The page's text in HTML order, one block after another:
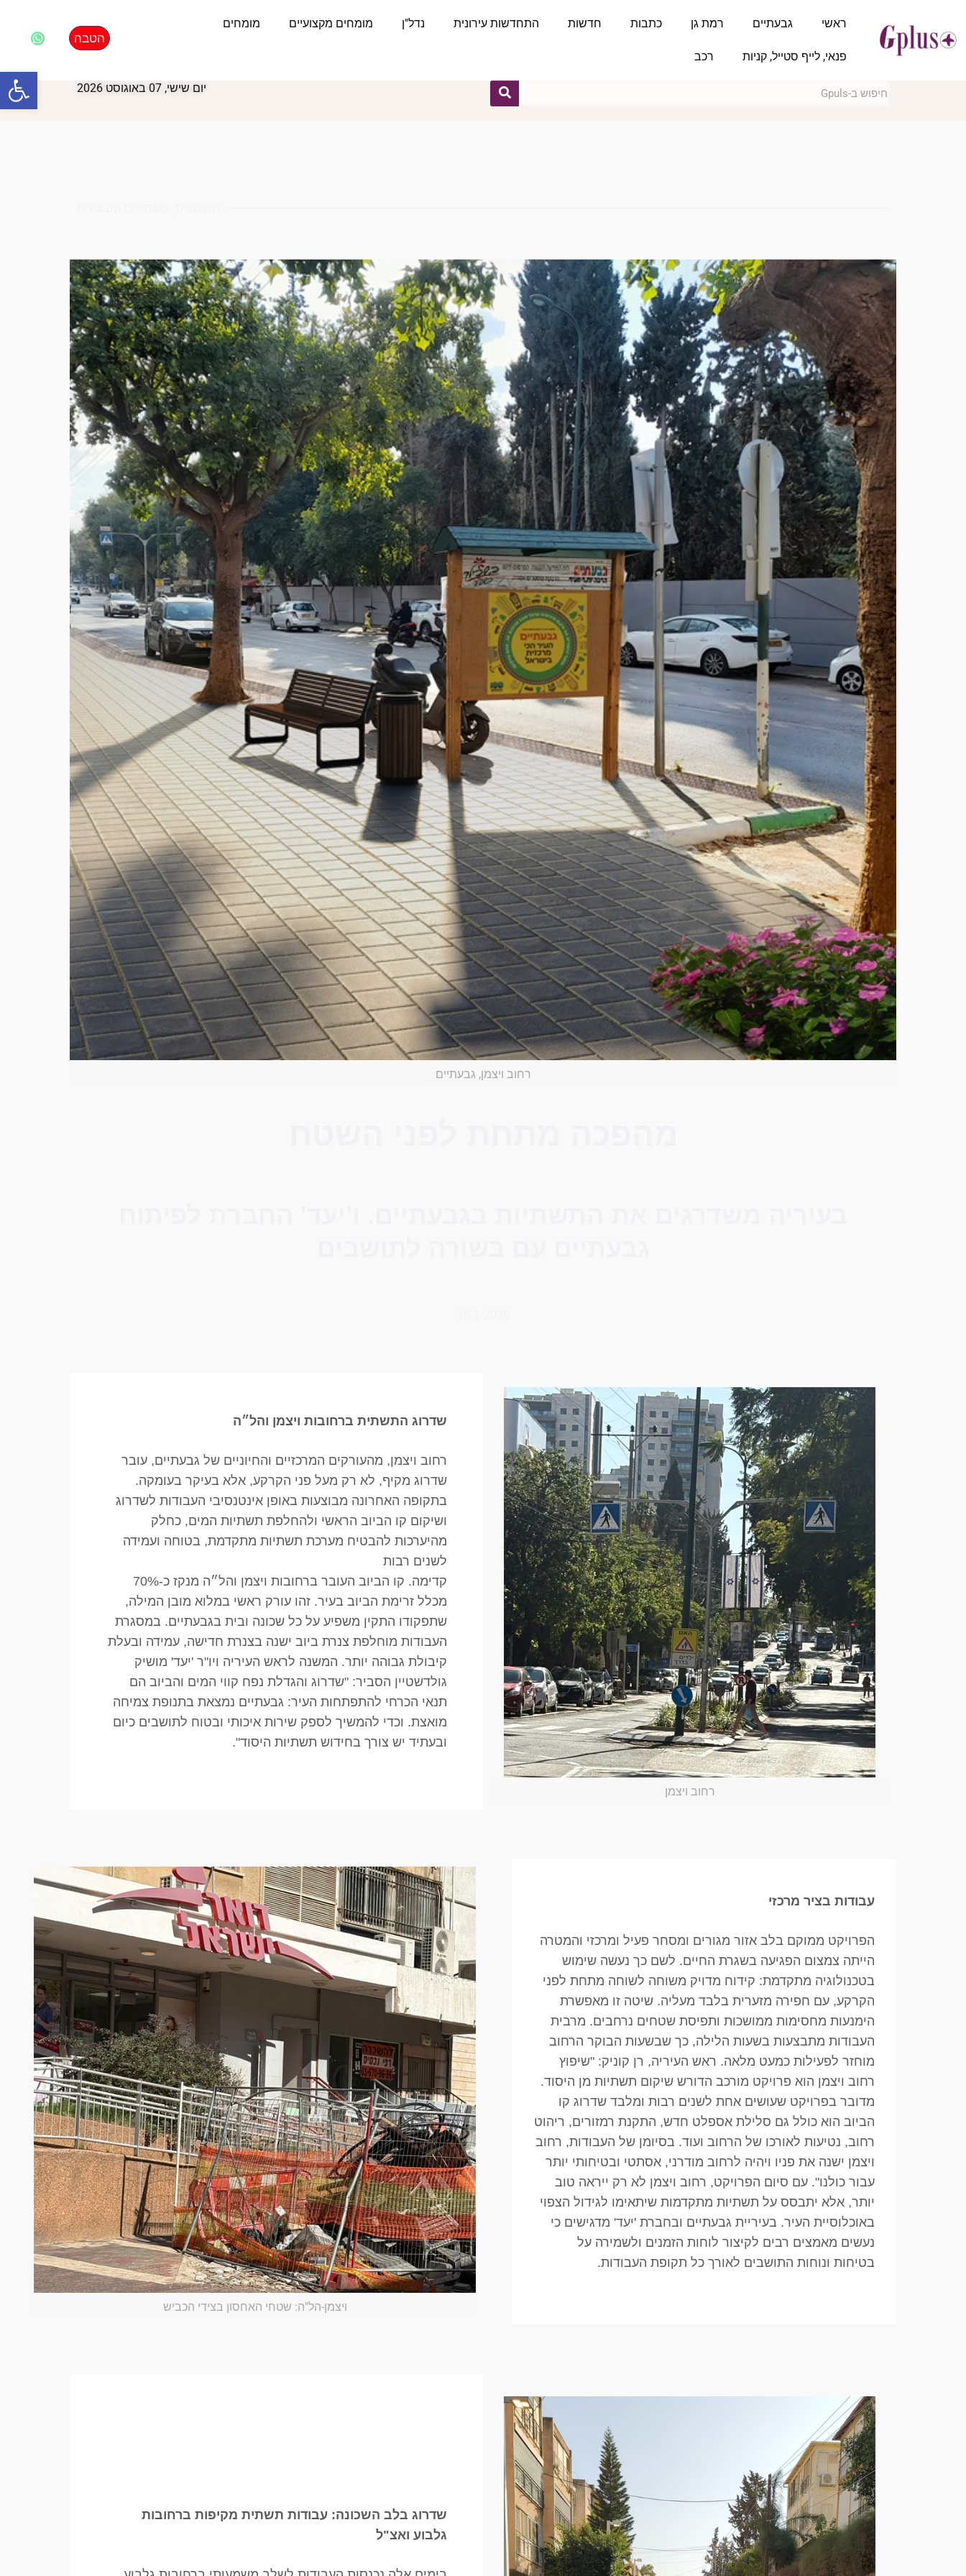
ראשי גבעתיים רמת גן כתבות חדשות התחדשות עירונית נדל"ן מומחים מקצועיים מומחים
פנאי, לייף סטייל, קניות רכב
הטבה
יום שישי, 07 באוגוסט 2026
רחוב ויצמן, גבעתיים
רחוב ויצמן
שדרוג התשתית ברחובות ויצמן והל״ה
רחוב ויצמן, מהעורקים המרכזיים והחיוניים של גבעתיים, עובר
שדרוג מקיף, לא רק מעל פני הקרקע, אלא בעיקר בעומקה.
בתקופה האחרונה מבוצעות באופן אינטנסיבי העבודות לשדרוג
ושיקום קו הביוב הראשי ולהחלפת תשתיות המים, כחלק
מהיערכות להבטיח מערכת תשתיות מתקדמת, בטוחה ועמידה
לשנים רבות
קדימה. קו הביוב העובר ברחובות ויצמן והל״ה מנקז כ-70%
מכלל זרימת הביוב בעיר. זהו עורק ראשי במלוא מובן המילה,
שתפקודו התקין משפיע על כל שכונה ובית בגבעתיים. במסגרת
העבודות מוחלפת צנרת ביוב ישנה בצנרת חדישה, עמידה ובעלת
קיבולת גבוהה יותר. המשנה לראש העיריה ויו"ר 'יעד' מושיק
גולדשטיין הסביר: "שדרוג והגדלת נפח קווי המים והביוב הם
תנאי הכרחי להתפתחות העיר: גבעתיים נמצאת בתנופת צמיחה
מואצת. וכדי להמשיך לספק שירות איכותי ובטוח לתושבים כיום
ובעתיד יש צורך בחידוש תשתיות היסוד".
עבודות בציר מרכזי
הפרויקט ממוקם בלב אזור מגורים ומסחר פעיל ומרכזי והמטרה
הייתה צמצום הפגיעה בשגרת החיים. לשם כך נעשה שימוש
בטכנולוגיה מתקדמת: קידוח מדויק משוחה לשוחה מתחת לפני
הקרקע, עם חפירה מזערית בלבד מעליה. שיטה זו מאפשרת
הימנעות מחסימות ממושכות ותפיסת שטחים נרחבים. מרבית
העבודות מתבצעות בשעות הלילה, כך שבשעות הבוקר הרחוב
מוחזר לפעילות כמעט מלאה. ראש העיריה, רן קוניק: "שיפוץ
רחוב ויצמן הוא פרויקט מורכב הדורש שיקום תשתיות מן היסוד.
מדובר בפרויקט שעושים אחת לשנים רבות ומלבד שדרוג קו
הביוב הוא כולל גם סלילת אספלט חדש, התקנת רמזורים, ריהוט
רחוב, נטיעות לאורכו של הרחוב ועוד. בסיומן של העבודות, רחוב
ויצמן ישנה את פניו ויהיה לרחוב מודרני, אסתטי ובטיחותי יותר
עבור כולנו". עם סיום הפרויקט, רחוב ויצמן לא רק ייראה טוב
יותר, אלא יתבסס על תשתיות מתקדמות שיתאימו לגידול הצפוי
באוכלוסיית העיר. בעיריית גבעתיים ובחברת 'יעד' מדגישים כי
נעשים מאמצים רבים לקיצור לוחות הזמנים ולשמירה על
בטיחות ונוחות התושבים לאורך כל תקופת העבודות.
ויצמן-הל"ה: שטחי האחסון בצידי הכביש
שדרוג בלב השכונה: עבודות תשתית מקיפות ברחובות
גלבוע ואצ"ל
פתח